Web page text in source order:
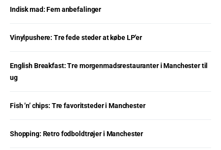
Indisk mad: Fem anbefalinger
Vinylpushere: Tre fede steder at købe LP’er
English Breakfast: Tre morgenmadsrestauranter i Manchester til
ug
Fish ’n’ chips: Tre favoritsteder i Manchester
Shopping: Retro fodboldtrøjer i Manchester